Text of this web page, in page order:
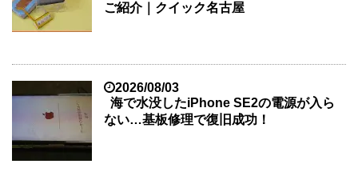
ご紹介｜クイック名古屋
2026/08/03
海で水没したiPhone SE2の電源が入ら
ない…基板修理で復旧成功！